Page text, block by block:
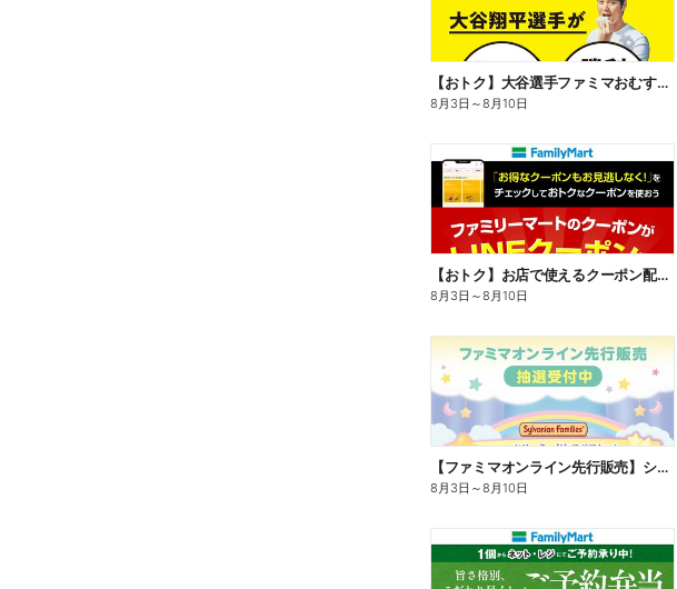
【おトク】大谷選手ファミマおむすび割
8月3日 ～8月10日
【おトク】お店で使えるクーポン配信中
8月3日 ～8月10日
【ファミマオンライン先行販売】シルバニアファミリー
8月3日 ～8月10日